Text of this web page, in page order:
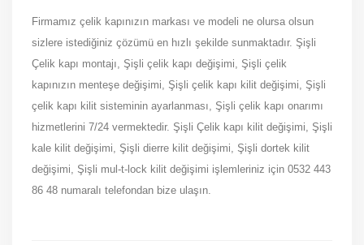
Firmamız çelik kapınızın markası ve modeli ne olursa olsun
sizlere istediğiniz çözümü en hızlı şekilde sunmaktadır. Şişli
Çelik kapı montajı, Şişli çelik kapı değişimi, Şişli çelik
kapınızın menteşe değişimi, Şişli çelik kapı kilit değişimi, Şişli
çelik kapı kilit sisteminin ayarlanması, Şişli çelik kapı onarımı
hizmetlerini 7/24 vermektedir. Şişli Çelik kapı kilit değişimi, Şişli
kale kilit değişimi, Şişli dierre kilit değişimi, Şişli dortek kilit
değişimi, Şişli mul-t-lock kilit değişimi işlemleriniz için 0532 443
86 48 numaralı telefondan bize ulaşın.